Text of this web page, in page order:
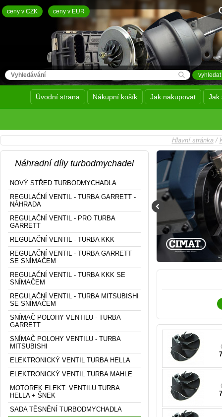
ceny v CZK ceny v EUR
Úvodní strana Nákupní košík Jak nakupovat Jak
Hlavní stránka/
Náhradní díly turbodmychadel
NOVÝ STŘED TURBODMYCHADLA
REGULAČNÍ VENTIL - TURBA GARRETT -
NÁHRADA
REGULAČNÍ VENTIL - PRO TURBA
GARRETT
REGULAČNÍ VENTIL - TURBA KKK
REGULAČNÍ VENTIL - TURBA GARRETT
SE SNÍMAČEM
REGULAČNÍ VENTIL - TURBA KKK SE
SNÍMAČEM
REGULAČNÍ VENTIL - TURBA MITSUBISHI
SE SNÍMAČEM
SNÍMAČ POLOHY VENTILU - TURBA
GARRETT
SNÍMAČ POLOHY VENTILU - TURBA
MITSUBISHI
ELEKTRONICKÝ VENTIL TURBA HELLA
ELEKTRONICKÝ VENTIL TURBA MAHLE
MOTOREK ELEKT. VENTILU TURBA
HELLA + ŠNEK
SADA TĚSNĚNÍ TURBODMYCHADLA